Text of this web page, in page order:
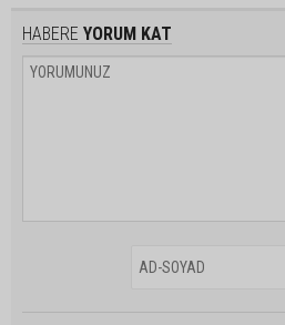
HABERE YORUM KAT